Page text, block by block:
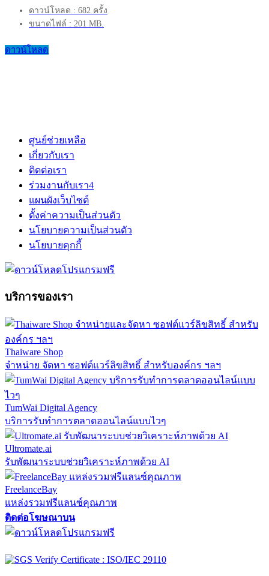
ดาวน์โหลด : 682 ครั้ง
ขนาดไฟล์ : 201 MB.
ดาวน์โหลด
ศูนย์ช่วยเหลือ
เกี่ยวกับเรา
ติดต่อเรา
ร่วมงานกับเรา4
แผนผังเว็บไซต์
ตั้งค่าความเป็นส่วนตัว
นโยบายความเป็นส่วนตัว
นโยบายคุกกี้
บริการของเรา
Thaiware Shop
จำหน่าย จัดหา ซอฟต์แวร์ลิขสิทธิ์ สำหรับองค์กร ฯลฯ
TumWai Digital Agency
บริการรับทำการตลาดออนไลน์แบบไวๆ
Ultromate.ai
รับพัฒนาระบบช่วยวิเคราะห์ภาพด้วย AI
FreelanceBay
แหล่งรวมฟรีแลนซ์คุณภาพ
ติดต่อโฆษณาบน